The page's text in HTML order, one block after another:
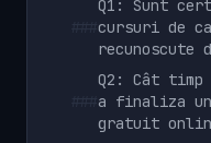
Q1: Sunt
cursuri de
recunoscute
Q2: Cât
a finaliza
gratuit